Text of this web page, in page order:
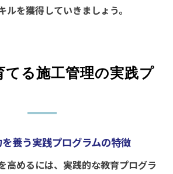
ルを獲得していきましょう。
てる施工管理の実践プ
養う実践プログラムの特徴
高めるには、実践的な教育プログラ